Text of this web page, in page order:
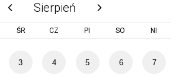
poprzedni miesiąc
Sierpień następny miesiąc
ŚR CZ PI SO NI
3 4 5 6 7